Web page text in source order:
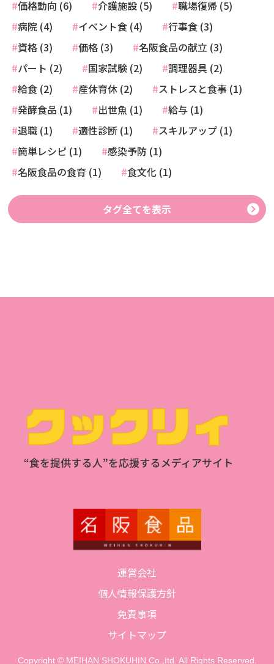
価格動向 (6)
介護施設 (5)
職場復帰 (5)
病院 (4)
イベント食 (4)
行事食 (3)
資格 (3)
価格 (3)
名阪食品の献立 (3)
パート (2)
国家試験 (2)
調理器具 (2)
給食 (2)
産休育休 (2)
ストレスと食事 (1)
発酵食品 (1)
出世魚 (1)
給与 (1)
退職 (1)
適性診断 (1)
スキルアップ (1)
簡単レシピ (1)
感染予防 (1)
名阪食品の食育 (1)
食文化 (1)
タグ全てを表示
運営会社
個人情報保護方針
免責事項
サイトマップ
Copyright © MEIHAN SHOKUHIN Co.,Itd. All Rights Reserved.